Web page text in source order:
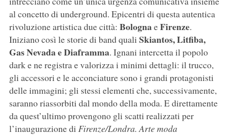
al concetto di underground. Epicentri di questa autentica
rivoluzione artistica due città: BolognaeFirenze.
Iniziano così le storie di band quali Skiantos, Litfiba,
Gas Nevada e Diaframma. Ignani intercetta il popolo
dark e ne registra e valorizza i minimi dettagli: il trucco,
gli accessori e le acconciature sono i grandi protagonisti
delle immagini; gli stessi elementi che, successivamente,
saranno riassorbiti dal mondo della moda. E direttamente
da quest’ultimo provengono gli scatti realizzati per
l’inaugurazione di Firenze/Londra. Arte moda